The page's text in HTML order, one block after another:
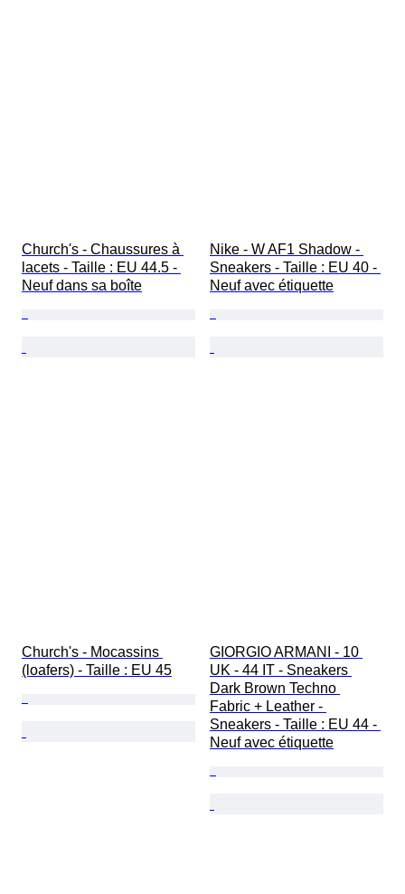
Church's - Chaussures à
lacets - Taille : EU 44.5 -
Neuf dans sa boîte
Nike - W AF1 Shadow -
Sneakers - Taille : EU 40 -
Neuf avec étiquette
Church's - Mocassins
(loafers) - Taille : EU 45
GIORGIO ARMANI - 10
UK - 44 IT - Sneakers
Dark Brown Techno
Fabric + Leather -
Sneakers - Taille : EU 44 -
Neuf avec étiquette